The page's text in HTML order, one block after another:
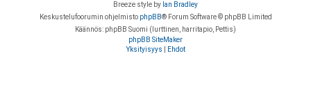
Breeze style by Ian Bradley
Keskustelufoorumin ohjelmisto phpBB® Forum Software © phpBB Limited
Käännös: phpBB Suomi (lurttinen, harritapio, Pettis)
phpBB SiteMaker
Yksityisyys
Ehdot